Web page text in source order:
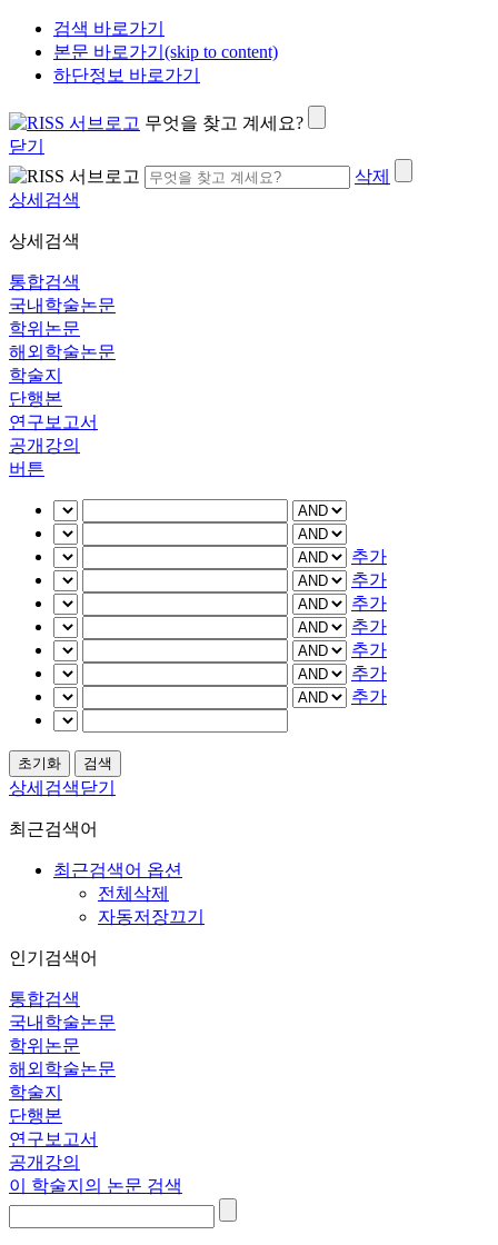
검색 바로가기
본문 바로가기(skip to content)
하단정보 바로가기
무엇을 찾고 계세요?
닫기
삭제
상세검색
상세검색
통합검색
국내학술논문
학위논문
해외학술논문
학술지
단행본
연구보고서
공개강의
버튼
추가
추가
추가
추가
추가
추가
추가
상세검색닫기
최근검색어
최근검색어 옵션
전체삭제
자동저장끄기
인기검색어
통합검색
국내학술논문
학위논문
해외학술논문
학술지
단행본
연구보고서
공개강의
이 학술지의 논문 검색